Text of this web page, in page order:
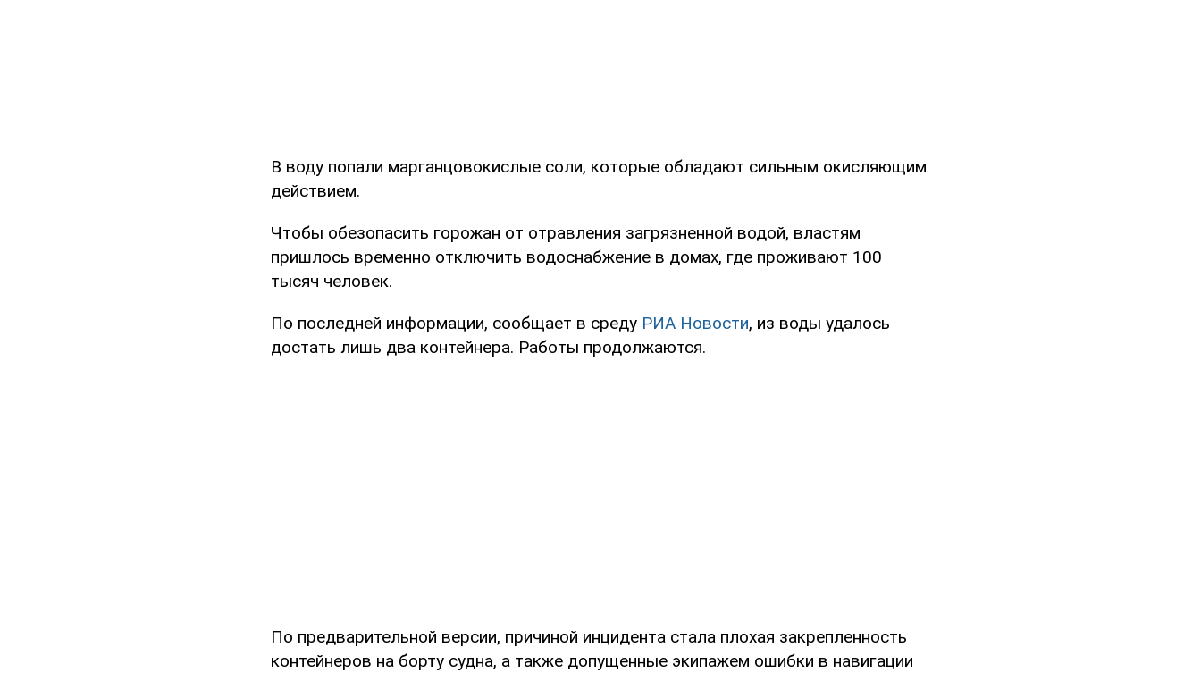
В воду попали марганцовокислые соли, которые обладают сильным окисляющим
действием.
Чтобы обезопасить горожан от отравления загрязненной водой, властям
пришлось временно отключить водоснабжение в домах, где проживают 100
тысяч человек.
По последней информации, сообщает в среду РИА Новости, из воды удалось
достать лишь два контейнера. Работы продолжаются.
По предварительной версии, причиной инцидента стала плохая закрепленность
контейнеров на борту судна, а также допущенные экипажем ошибки в навигации